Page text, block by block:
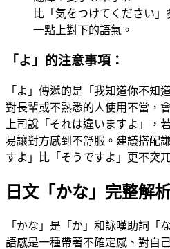
比「気をつけてください
一點上對下的語氣。
「よ」的注意事項：
「よ」傳遞的是「我知道你不知
對長輩或不熟悉的人使用不當，
上司說「それは違いますよ」，
易讓對方感到不舒服。建議搭配
すよ」比「そうですよ」更不突
日文「かな」完整解
「かな」是「か」和詠嘆助詞「
語感是一種帶著不確定感、對自